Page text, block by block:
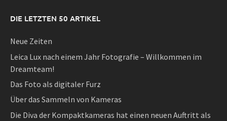
DIE LETZTEN 50 ARTIKEL
Neue Zeiten
Leica Lux nach einem Jahr Fotografie – Willkommen im
Dreamteam!
Das Foto als digitaler Furz
Über das Sammeln von Kameras
Die Diva der Kompaktkameras hat einen neuen Auftritt als